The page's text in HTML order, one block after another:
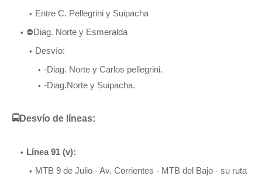
Entre C. Pellegrini y Suipacha
⛔Diag. Norte y Esmeralda
Desvío:
-Diag. Norte y Carlos pellegrini.
-Diag.Norte y Suipacha.
🚍Desvío de líneas:
Línea 91 (v):
MTB 9 de Julio - Av. Corrientes - MTB del Bajo - su ruta